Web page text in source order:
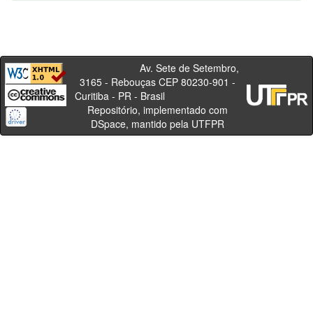
Av. Sete de Setembro,
3165 - Rebouças CEP 80230-901 -
Curitiba - PR - Brasil
Repositório, implementado com
DSpace, mantido pela UTFPR